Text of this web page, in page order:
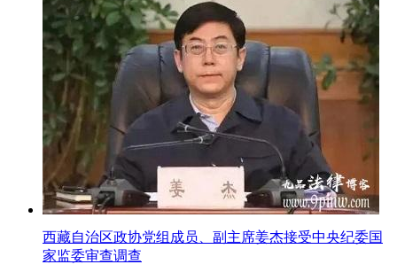
西藏自治区政协党组成员、副主席姜杰接受中央纪委国
家监委审查调查